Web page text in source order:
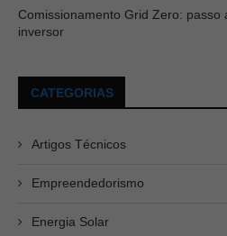
Comissionamento Grid Zero: passo
inversor
CATEGORIAS
Artigos Técnicos
Empreendedorismo
Energia Solar